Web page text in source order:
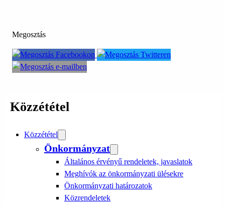
Megosztás
Közzététel
Közzététel
Önkormányzat
Általános érvényű rendeletek, javaslatok
Meghívók az önkormányzati ülésekre
Önkormányzati határozatok
Közrendeletek